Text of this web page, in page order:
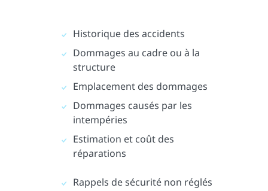
Historique des accidents
Dommages au cadre ou à la
structure
Emplacement des dommages
Dommages causés par les
intempéries
Estimation et coût des
réparations
Rappels de sécurité non réglés